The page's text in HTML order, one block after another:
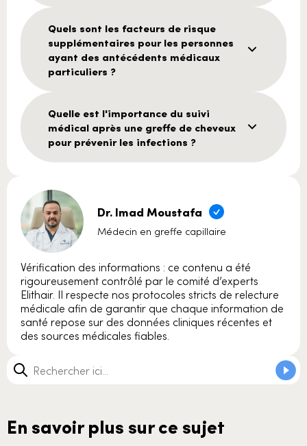
Quels sont les facteurs de risque
supplémentaires pour les personnes
ayant des antécédents médicaux
particuliers ?
Quelle est l'importance du suivi
médical après une greffe de cheveux
pour prévenir les infections ?
Dr. Imad Moustafa
Médecin en greffe capillaire
Vérification des informations : ce contenu a été
rigoureusement contrôlé par le comité d’experts
Elithair. Il respecte nos protocoles stricts de relecture
médicale afin de garantir que chaque information de
santé repose sur des données cliniques récentes et
des sources médicales fiables.
En savoir plus sur ce sujet